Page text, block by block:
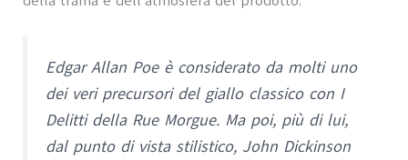
Edgar Allan Poe è considerato da molti uno
dei veri precursori del giallo classico con I
Delitti della Rue Morgue. Ma poi, più di lui,
dal punto di vista stilistico, John Dickinson